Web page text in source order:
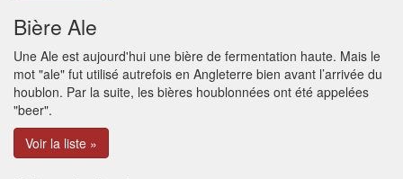
Bière Ale
Une Ale est aujourd'hui une bière de fermentation haute. Mais le
mot "ale" fut utilisé autrefois en Angleterre bien avant l’arrivée du
houblon. Par la suite, les bières houblonnées ont été appelées
"beer".
Voir la liste »